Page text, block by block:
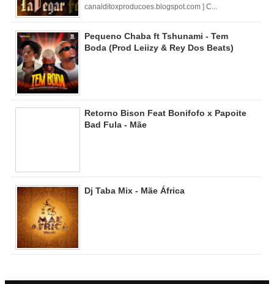
canalditoxproducoes.blogspot.com ] C...
Pequeno Chaba ft Tshunami - Tem
Boda (Prod Leiizy & Rey Dos Beats)
Retorno Bison Feat Bonifofo x Papoite
Bad Fula - Mãe
Dj Taba Mix - Mãe África